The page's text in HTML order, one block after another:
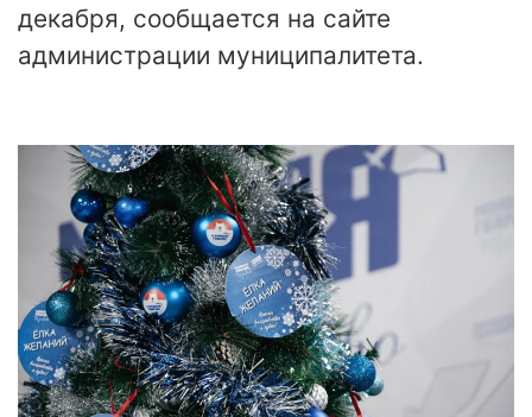
декабря, сообщается на сайте
администрации муниципалитета.